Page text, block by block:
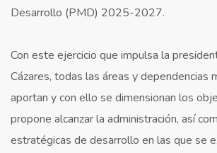
Desarrollo (PMD) 2025-2027.
Con este ejercicio que impulsa la
Cázares, todas las áreas y dependencias
aportan y con ello se dimensionan los
propone alcanzar la administración, así
estratégicas de desarrollo en las que se